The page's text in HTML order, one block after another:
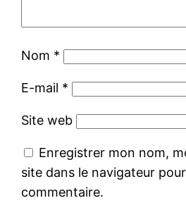
Nom *
E-mail *
Site web
Enregistrer mon nom,
site dans le navigateur
commentaire.